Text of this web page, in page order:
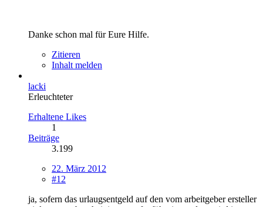
Danke schon mal für Eure Hilfe.
Zitieren
Inhalt melden
lacki
Erleuchteter
Erhaltene Likes
1
Beiträge
3.199
22. März 2012
#12
ja, sofern das urlaugsentgeld auf den vom arbeitgeber ersteller